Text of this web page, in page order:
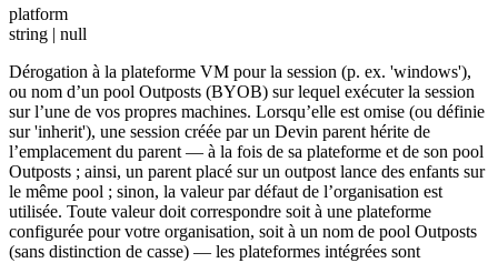
platform
string | null
Dérogation à la plateforme VM pour la session (p. ex. 'windows'),
ou nom d’un pool Outposts (BYOB) sur lequel exécuter la session
sur l’une de vos propres machines. Lorsqu’elle est omise (ou définie
sur 'inherit'), une session créée par un Devin parent hérite de
l’emplacement du parent — à la fois de sa plateforme et de son pool
Outposts ; ainsi, un parent placé sur un outpost lance des enfants sur
le même pool ; sinon, la valeur par défaut de l’organisation est
utilisée. Toute valeur doit correspondre soit à une plateforme
configurée pour votre organisation, soit à un nom de pool Outposts
(sans distinction de casse) — les plateformes intégrées sont